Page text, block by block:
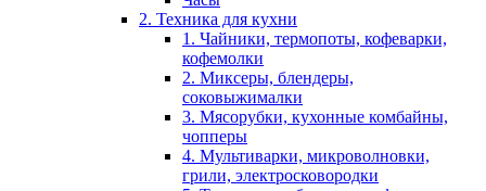
2. Техника для кухни
1. Чайники, термопоты, кофеварки,
кофемолки
2. Миксеры, блендеры,
соковыжималки
3. Мясорубки, кухонные комбайны,
чопперы
4. Мультиварки, микроволновки,
грили, электросковородки